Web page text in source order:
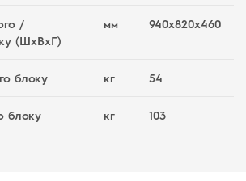
/
(ШхВхГ)
мм 940x820x460
блоку кг 54
блоку кг 103